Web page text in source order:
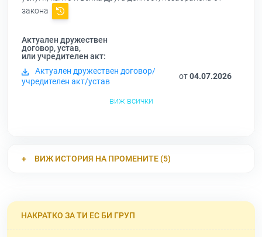
закона
Актуален дружествен
договор, устав,
или учредителен акт:
Актуален дружествен договор/
учредителен акт/устав
от04.07.2026
виж всички
ВИЖ ИСТОРИЯ НА ПРОМЕНИТЕ (5)
НАКРАТКО ЗА ТИ ЕС БИ ГРУП